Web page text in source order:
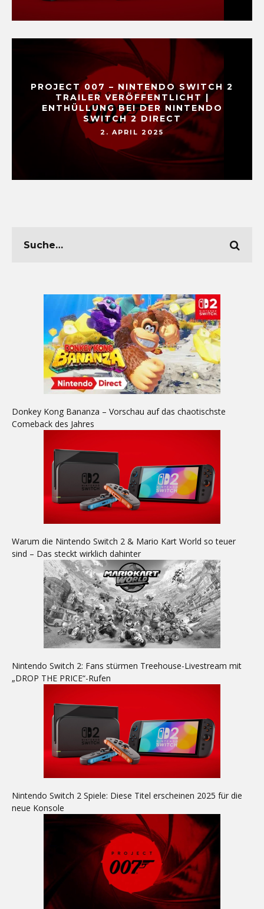
PROJECT 007 – NINTENDO SWITCH 2
TRAILER VERÖFFENTLICHT |
ENTHÜLLUNG BEI DER NINTENDO
SWITCH 2 DIRECT
2. APRIL 2025
Donkey Kong Bananza – Vorschau auf das chaotischste
Comeback des Jahres
Warum die Nintendo Switch 2 & Mario Kart World so teuer
sind – Das steckt wirklich dahinter
Nintendo Switch 2: Fans stürmen Treehouse-Livestream mit
„DROP THE PRICE“-Rufen
Nintendo Switch 2 Spiele: Diese Titel erscheinen 2025 für die
neue Konsole